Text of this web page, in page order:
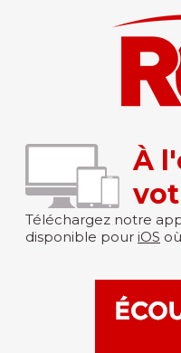
À
Téléchargez notre
disponible pour iOS où